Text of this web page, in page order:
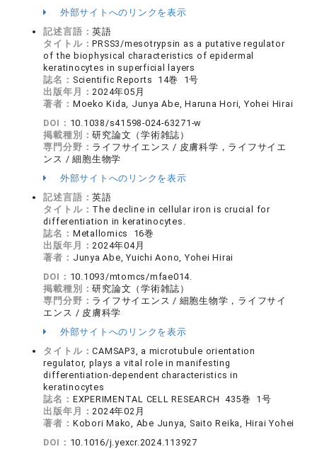
外部サイトへのリンクを表示
記述言語：英語
タイトル：PRSS3/mesotrypsin as a putative regulator
of the biophysical characteristics of epidermal
keratinocytes in superficial layers
誌名： Scientific Reports 14巻 1号
出版年月：2024年05月
著者： Moeko Kida, Junya Abe, Haruna Hori, Yohei Hirai
DOI： 10.1038/s41598-024-63271-w
掲載種別：研究論文（学術雑誌）
専門分野： ライフサイエンス / 皮膚科学，ライフサイエ
ンス / 細胞生物学
外部サイトへのリンクを表示
記述言語：英語
タイトル： The decline in cellular iron is crucial for
differentiation in keratinocytes.
誌名： Metallomics 16巻
出版年月：2024年04月
著者： Junya Abe, Yuichi Aono, Yohei Hirai
DOI： 10.1093/mtomcs/mfae014.
掲載種別：研究論文（学術雑誌）
専門分野： ライフサイエンス / 細胞生物学，ライフサイ
エンス / 皮膚科学
外部サイトへのリンクを表示
タイトル：CAMSAP3, a microtubule orientation
regulator, plays a vital role in manifesting
differentiation-dependent characteristics in
keratinocytes
誌名： EXPERIMENTAL CELL RESEARCH 435巻 1号
出版年月：2024年02月
著者： Kobori Mako, Abe Junya, Saito Reika, Hirai Yohei
DOI： 10.1016/j.yexcr.2024.113927